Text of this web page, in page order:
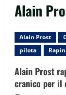
Alain
Alain Prost
pilota
Alain Prost
cranico per il